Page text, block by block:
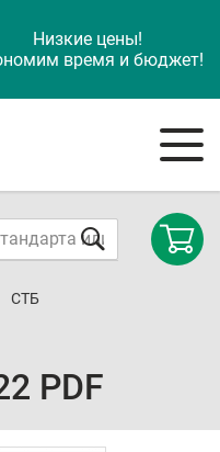
Низкие цены!
время и бюджет!
СТБ
PDF